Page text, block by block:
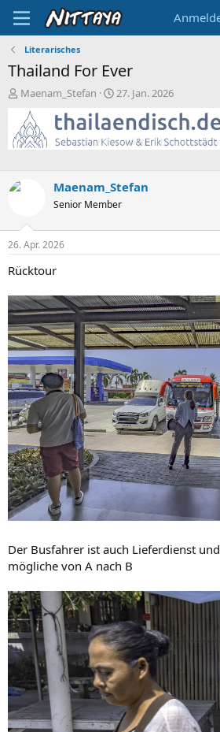
Literarisches
Thailand For Ever
E
s
t
e
e
Maenam_Stefan
E
s
t
e
t
a
27. Jan. 2026
Maenam_Stefan
Senior Member
26. Apr. 2026
Rücktour
Der Busfahrer ist auch Lieferdienst
mögliche von A nach B